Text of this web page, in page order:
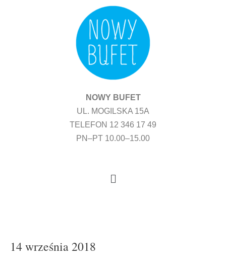
NOWY BUFET
UL. MOGILSKA 15A
TELEFON 12 346 17 49
PN–PT 10.00–15.00
Menu
14 września 2018